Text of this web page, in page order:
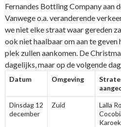
Fernandes Bottling Company aan
Vanwege o.a. veranderende
we niet elke straat waar gereden
ook niet haalbaar om aan te geven
plek zullen aankomen. De
dagelijks, maar op de volgende
Datum Omgeving
Dinsdag 12
december
Zuid
Lalla